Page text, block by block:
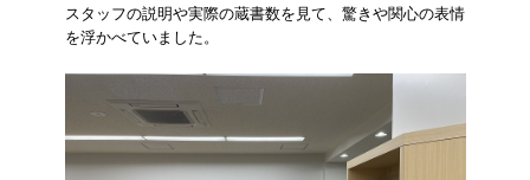
スタッフの説明や実際の蔵書数を見て、驚きや関心の表情
を浮かべていました。